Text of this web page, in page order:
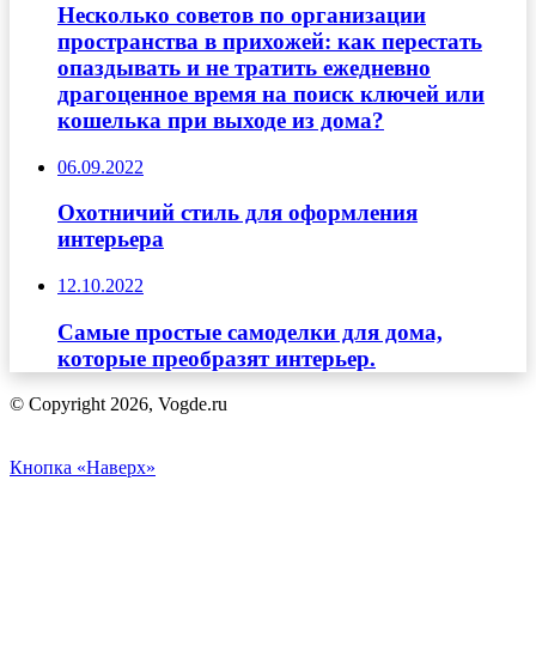
Несколько советов по организации
пространства в прихожей: как перестать
опаздывать и не тратить ежедневно
драгоценное время на поиск ключей или
кошелька при выходе из дома?
06.09.2022
Охотничий стиль для оформления
интерьера
12.10.2022
Самые простые самоделки для дома,
которые преобразят интерьер.
© Copyright 2026, Vogde.ru
Кнопка «Наверх»